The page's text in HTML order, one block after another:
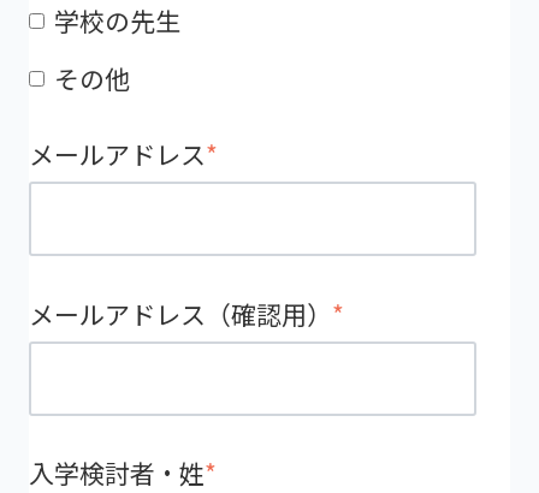
学校の先生
その他
メールアドレス*
メールアドレス（確認用） *
入学検討者・姓*